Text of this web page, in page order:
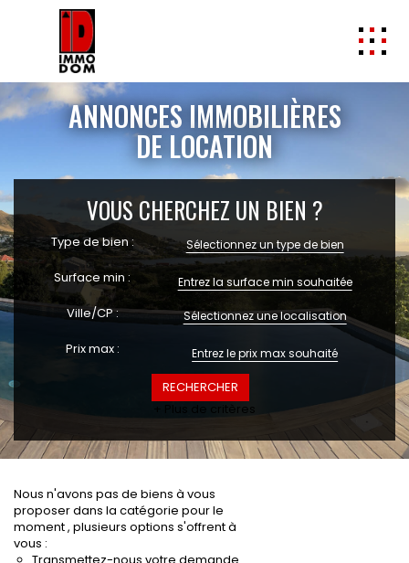
ACHETER
LOUER
VENDRE
Biens vendus
SYNDIC / GESTION
Service gestion
L'AGENCE
Notre équipe
Vivre à Saint-Martin
CONTACT
05 90 87 00 38
ANNONCES IMMOBILIÈRES
DE LOCATION
VOUS CHERCHEZ UN BIEN ?
Type de bien : Sélectionnez un type de bien
Surface min :
Ville/CP : Sélectionnez une localisation
Prix max :
+ Plus de critères
Nous n'avons pas de biens à vous
proposer dans la catégorie pour le
moment , plusieurs options s'offrent à
vous :